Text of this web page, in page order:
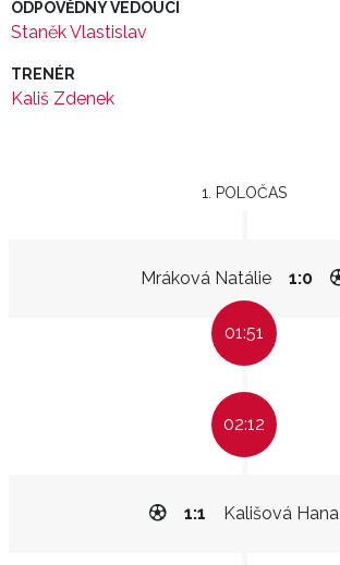
ODPOVĚDNÝ VEDOUCÍ
Staněk Vlastislav
TRENÉR
Kališ Zdenek
1. POLOČAS
Mráková Natálie 1:0
01:51
02:12
Kališová Hana
1:1